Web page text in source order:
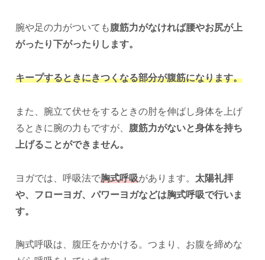
腕や足の力がついても腹筋力がなければ腰やお尻が上
がったり下がったりします。
キープするときにきつくなる部分が腹筋になります。
また、腕立て伏せをするときの肘を伸ばし身体を上げ
るときに腕の力もですが、 腹筋力がないと身体を持ち
上げることができません。
ヨガでは、呼吸法で胸式呼吸があります。 太陽礼拝
や、フローヨガ、パワーヨガなどは胸式呼吸で行いま
す。
胸式呼吸は、腹圧をかかける。つまり、お腹を締めな